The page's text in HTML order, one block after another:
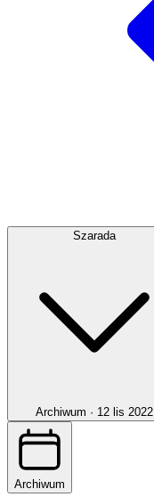
Szarada
Archiwum · 12 lis 2022
Archiwum